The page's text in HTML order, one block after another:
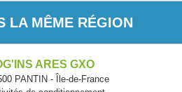
LA MÊME RÉGION
ARES GXO
PANTIN - Île-de-France